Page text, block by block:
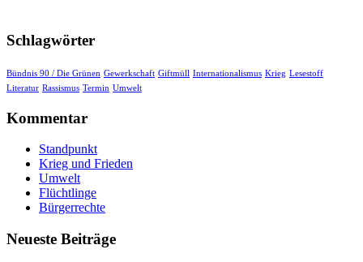
Schlagwörter
Bündnis 90 / Die Grünen Gewerkschaft Giftmüll Internationalismus Krieg Lesestoff
Literatur Rassismus Termin Umwelt
Kommentar
Standpunkt
Krieg und Frieden
Umwelt
Flüchtlinge
Bürgerrechte
Neueste Beiträge